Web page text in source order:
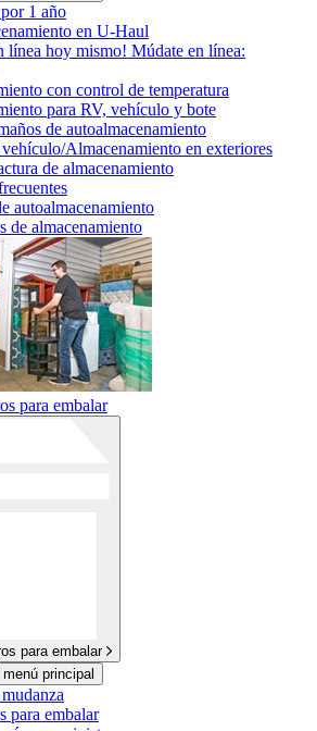
1 año
en U-Haul
línea hoy mismo! Múdate en línea:
con control de temperatura
para RV, vehículo y bote
de autoalmacenamiento
Almacenamiento en exteriores
de almacenamiento
autoalmacenamiento
de almacenamiento
para embalar
para embalar
principal
para embalar